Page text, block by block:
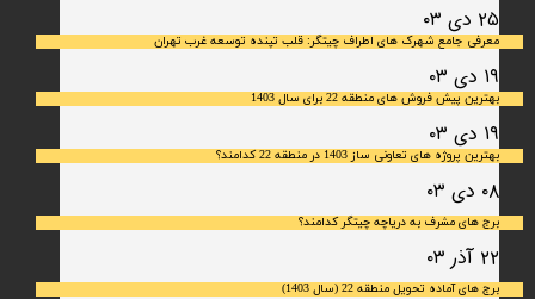
۲۵ دی ۰۳
معرفی جامع شهرک‌ های اطراف چیتگر: قلب تپنده توسعه غرب تهران
۱۹ دی ۰۳
بهترین پیش فروش های منطقه 22 برای سال 1403
۱۹ دی ۰۳
بهترین پروژه های تعاونی ساز 1403 در منطقه 22 کدامند؟
۰۸ دی ۰۳
برج های مشرف به دریاچه چیتگر کدامند؟
۲۲ آذر ۰۳
برج های آماده تحویل منطقه 22 (سال 1403)